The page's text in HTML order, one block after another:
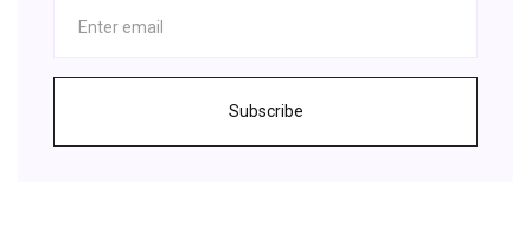
Subscribe